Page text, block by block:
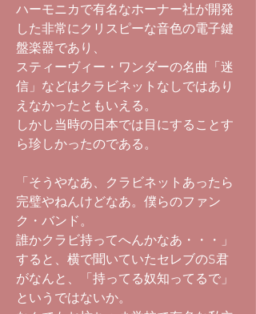
ハーモニカで有名なホーナー社が開発
した非常にクリスピーな音色の電子鍵
盤楽器であり、
スティーヴィー・ワンダーの名曲「迷
信」などはクラビネットなしではあり
えなかったともいえる。
しかし当時の日本では目にすることす
ら珍しかったのである。
「そうやなあ、クラビネットあったら
完璧やねんけどなあ。僕らのファン
ク・バンド。
誰かクラビ持ってへんかなあ・・・」
すると、横で聞いていたセレブのS君
がなんと、「持ってる奴知ってるで」
というではないか。